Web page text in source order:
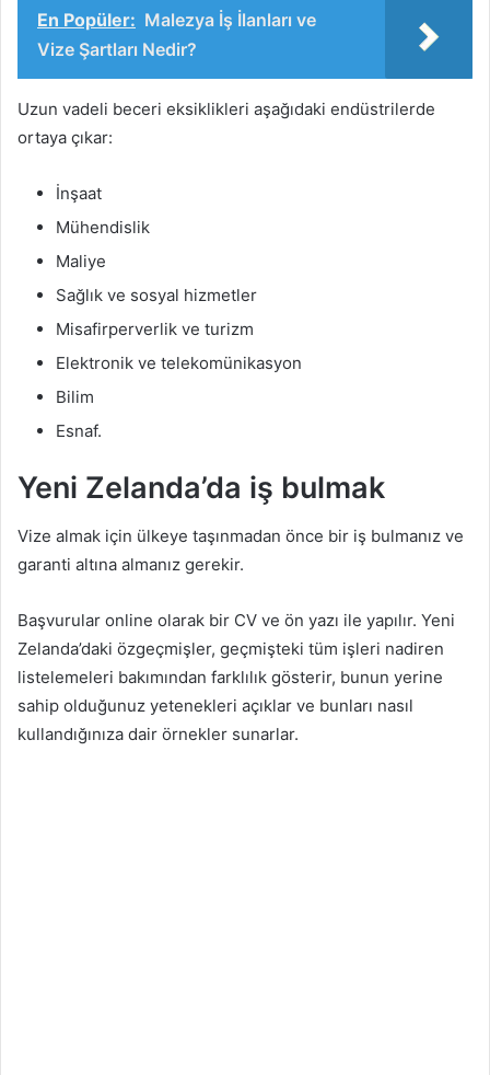
En Popüler: Malezya İş İlanları ve
Vize Şartları Nedir?
Uzun vadeli beceri eksiklikleri aşağıdaki endüstrilerde
ortaya çıkar:
İnşaat
Mühendislik
Maliye
Sağlık ve sosyal hizmetler
Misafirperverlik ve turizm
Elektronik ve telekomünikasyon
Bilim
Esnaf.
Yeni Zelanda’da iş bulmak
Vize almak için ülkeye taşınmadan önce bir iş bulmanız ve
garanti altına almanız gerekir.
Başvurular online olarak bir CV ve ön yazı ile yapılır. Yeni
Zelanda’daki özgeçmişler, geçmişteki tüm işleri nadiren
listelemeleri bakımından farklılık gösterir, bunun yerine
sahip olduğunuz yetenekleri açıklar ve bunları nasıl
kullandığınıza dair örnekler sunarlar.